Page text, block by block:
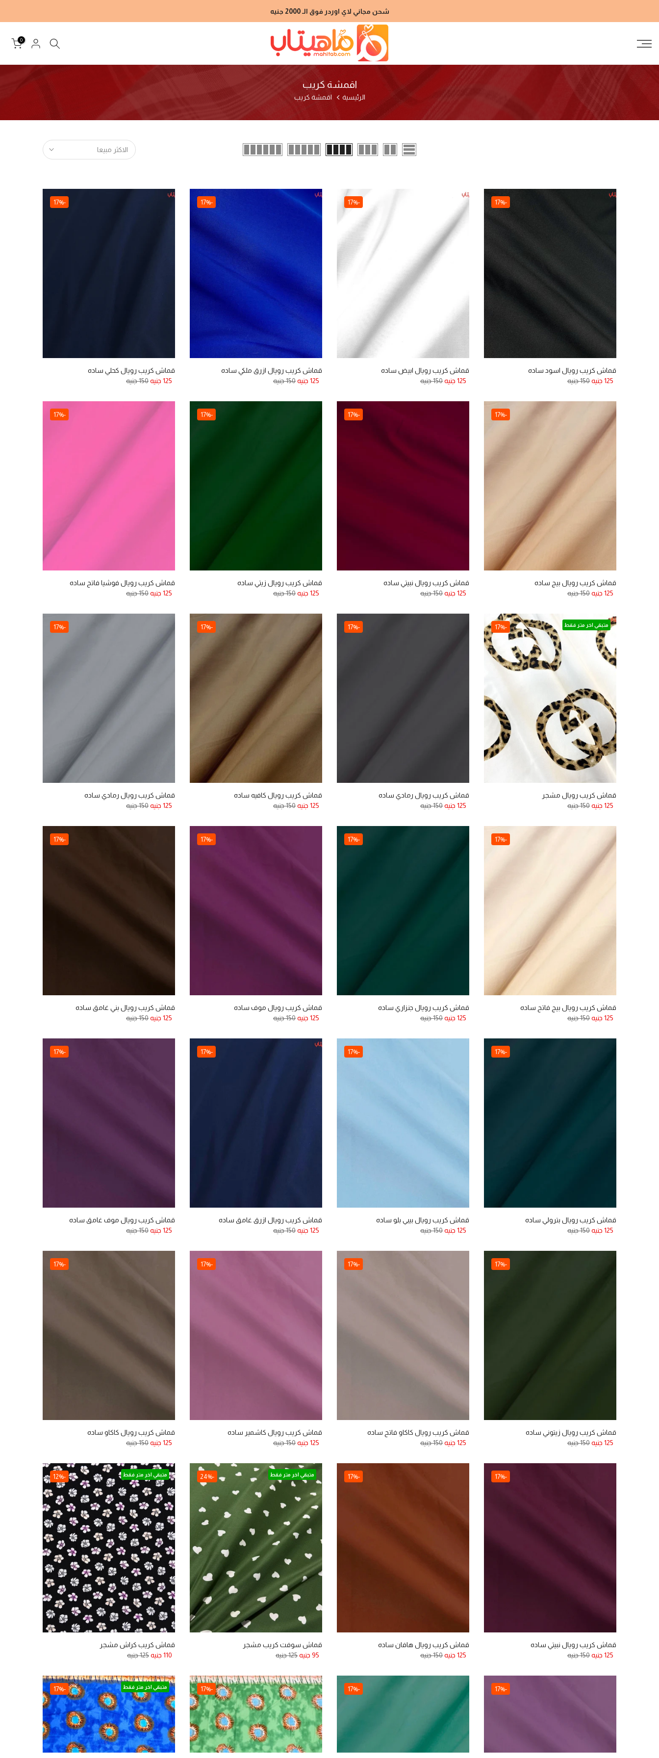
إلى
شحن مجاني لاي اوردر فوق الـ 2000 جنيه
0
اقمشة كريب
الرئيسية اقمشة كريب
الاكثر مبيعا
-17%
قماش كريب رويال اسود ساده
125 جنيه
150 جنيه
-17%
قماش كريب رويال ابيض ساده
125 جنيه
150 جنيه
-17%
قماش كريب رويال ازرق ملكي ساده
125 جنيه
150 جنيه
-17%
قماش كريب رويال كحلي ساده
125 جنيه
150 جنيه
-17%
قماش كريب رويال بيج ساده
125 جنيه
150 جنيه
-17%
قماش كريب رويال نبيتي ساده
125 جنيه
150 جنيه
-17%
قماش كريب رويال زيتي ساده
125 جنيه
150 جنيه
-17%
قماش كريب رويال فوشيا فاتح ساده
125 جنيه
150 جنيه
-17% متبقي اخر متر فقط
قماش كريب رويال مشجر
125 جنيه
150 جنيه
-17%
قماش كريب رويال رمادي ساده
125 جنيه
150 جنيه
-17%
قماش كريب رويال كافيه ساده
125 جنيه
150 جنيه
-17%
قماش كريب رويال رمادي ساده
125 جنيه
150 جنيه
-17%
قماش كريب رويال بيج فاتح ساده
125 جنيه
150 جنيه
-17%
قماش كريب رويال جنزاري ساده
125 جنيه
150 جنيه
-17%
قماش كريب رويال موف ساده
125 جنيه
150 جنيه
-17%
قماش كريب رويال بني غامق ساده
125 جنيه
150 جنيه
-17%
قماش كريب رويال بترولي ساده
125 جنيه
150 جنيه
-17%
قماش كريب رويال بيبي بلو ساده
125 جنيه
150 جنيه
-17%
قماش كريب رويال ازرق غامق ساده
125 جنيه
150 جنيه
-17%
قماش كريب رويال موف غامق ساده
125 جنيه
150 جنيه
-17%
قماش كريب رويال زيتوني ساده
125 جنيه
150 جنيه
-17%
قماش كريب رويال كاكاو فاتح ساده
125 جنيه
150 جنيه
-17%
قماش كريب رويال كاشمير ساده
125 جنيه
150 جنيه
-17%
قماش كريب رويال كاكاو ساده
125 جنيه
150 جنيه
-17%
قماش كريب رويال نبيتي ساده
125 جنيه
150 جنيه
-17%
قماش كريب رويال هافان ساده
125 جنيه
150 جنيه
-24% متبقي اخر متر فقط
قماش سوفت كريب مشجر
95 جنيه
125 جنيه
-12% متبقي اخر متر فقط
قماش كريب كراش مشجر
110 جنيه
125 جنيه
-17%
-17%
-17%
-17% متبقي اخر متر فقط